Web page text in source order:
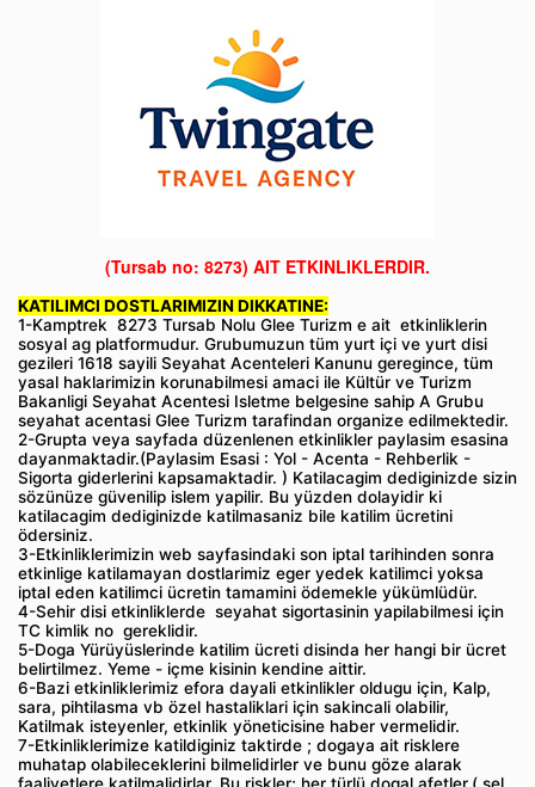
(Tursab no: 8273) AIT ETKINLIKLERDIR.
KATILIMCI DOSTLARIMIZIN DIKKATINE:
1-Kamptrek 8273 Tursab Nolu Glee Turizm e ait etkinliklerin
sosyal ag platformudur. Grubumuzun tüm yurt içi ve yurt disi
gezileri 1618 sayili Seyahat Acenteleri Kanunu geregince, tüm
yasal haklarimizin korunabilmesi amaci ile Kültür ve Turizm
Bakanligi Seyahat Acentesi Isletme belgesine sahip A Grubu
seyahat acentasi Glee Turizm tarafindan organize edilmektedir.
2-Grupta veya sayfada düzenlenen etkinlikler paylasim esasina
dayanmaktadir.(Paylasim Esasi : Yol - Acenta - Rehberlik -
Sigorta giderlerini kapsamaktadir. ) Katilacagim dediginizde sizin
sözünüze güvenilip islem yapilir. Bu yüzden dolayidir ki
katilacagim dediginizde katilmasaniz bile katilim ücretini
ödersiniz.
3-Etkinliklerimizin web sayfasindaki son iptal tarihinden sonra
etkinlige katilamayan dostlarimiz eger yedek katilimci yoksa
iptal eden katilimci ücretin tamamini ödemekle yükümlüdür.
4-Sehir disi etkinliklerde seyahat sigortasinin yapilabilmesi için
TC kimlik no gereklidir.
5-Doga Yürüyüslerinde katilim ücreti disinda her hangi bir ücret
belirtilmez. Yeme - içme kisinin kendine aittir.
6-Bazi etkinliklerimiz efora dayali etkinlikler oldugu için, Kalp,
sara, pihtilasma vb özel hastaliklari için sakincali olabilir,
Katilmak isteyenler, etkinlik yöneticisine haber vermelidir.
7-Etkinliklerimize katildiginiz taktirde ; dogaya ait risklere
muhatap olabileceklerini bilmelidirler ve bunu göze alarak